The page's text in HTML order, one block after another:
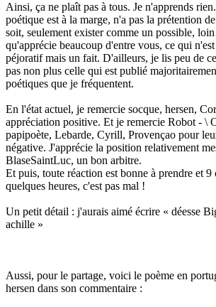
Ainsi, ça ne plaît pas à tous. Je n'apprends
poétique est à la marge, n'a pas la prétention
soit, seulement exister comme un possible,
qu'apprécie beaucoup d'entre vous, ce qui
péjoratif mais un fait. D'ailleurs, je lis peu de
pas non plus celle qui est publié
poétiques que je fréquentent.
En l'état actuel, je remercie socque, hersen,
appréciation positive. Et je remercie Robot - \
papipoète, Lebarde, Cyrill, Provençao pour
négative. J'apprécie la position relativement
BlaseSaintLuc, un bon arbitre.
Et puis, toute réaction est bonne à prendre et 9
quelques heures, c'est pas mal !
Un petit détail : j'aurais aimé écrire « déesse
achille »
Aussi, pour le partage, voici le poème en
hersen dans son commentaire :